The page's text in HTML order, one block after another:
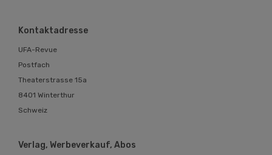
Kontaktadresse
UFA-Revue
Postfach
Theaterstrasse 15a
8401 Winterthur
Schweiz
Verlag, Werbeverkauf, Abos